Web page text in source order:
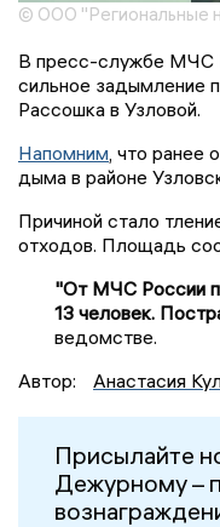
© ООО "Региональные
В пресс-службе МЧС
сильное задымление
Рассошка в Узловой.
Напомним , что ранее
дыма в районе
Причиной стало
отходов. Площадь
"От МЧС России
13 человек.
ведомстве.
Автор:
Анастасия
Присылайте
Дежурному –